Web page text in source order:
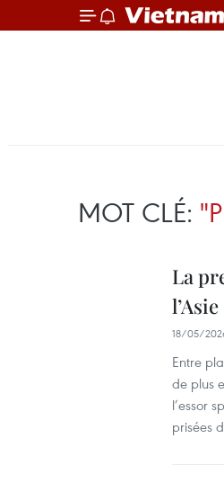
MOT CLÉ:
La
l’Asie
18/05/
Entre
de plus
l’essor
prisées